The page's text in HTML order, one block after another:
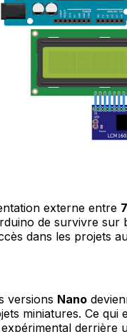
externe entre
de survivre sur
dans les projets
versions Nano
miniatures. Ce qui
derrière